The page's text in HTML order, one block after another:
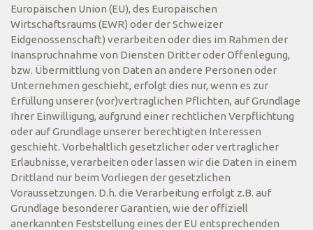
Europäischen Union (EU), des Europäischen
Wirtschaftsraums (EWR) oder der Schweizer
Eidgenossenschaft) verarbeiten oder dies im Rahmen der
Inanspruchnahme von Diensten Dritter oder Offenlegung,
bzw. Übermittlung von Daten an andere Personen oder
Unternehmen geschieht, erfolgt dies nur, wenn es zur
Erfüllung unserer (vor)vertraglichen Pflichten, auf Grundlage
Ihrer Einwilligung, aufgrund einer rechtlichen Verpflichtung
oder auf Grundlage unserer berechtigten Interessen
geschieht. Vorbehaltlich gesetzlicher oder vertraglicher
Erlaubnisse, verarbeiten oder lassen wir die Daten in einem
Drittland nur beim Vorliegen der gesetzlichen
Voraussetzungen. D.h. die Verarbeitung erfolgt z.B. auf
Grundlage besonderer Garantien, wie der offiziell
anerkannten Feststellung eines der EU entsprechenden